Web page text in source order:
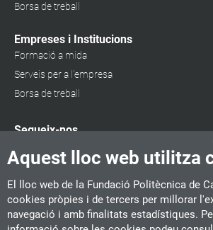
Aquest lloc web utilitza
El lloc web de la Fundació Politècnica de
cookies pròpies i de tercers per millorar
navegació i amb finalitats estadístiques.
Borsa de treball
Empreses i Institucions
Formació a mida
Serveis per a l'empresa
Borsa de treball
Segueix-nos